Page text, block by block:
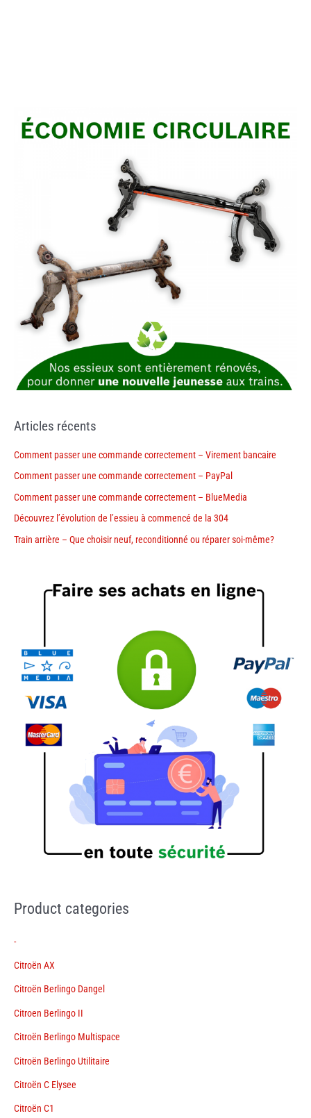
Articles récents
Comment passer une commande correctement – Virement bancaire
Comment passer une commande correctement – PayPal
Comment passer une commande correctement – BlueMedia
Découvrez l’évolution de l’essieu à commencé de la 304
Train arrière – Que choisir neuf, reconditionné ou réparer soi-même?
Product categories
-
Citroën AX
Citroën Berlingo Dangel
Citroen Berlingo II
Citroën Berlingo Multispace
Citroën Berlingo Utilitaire
Citroën C Elysee
Citroën C1